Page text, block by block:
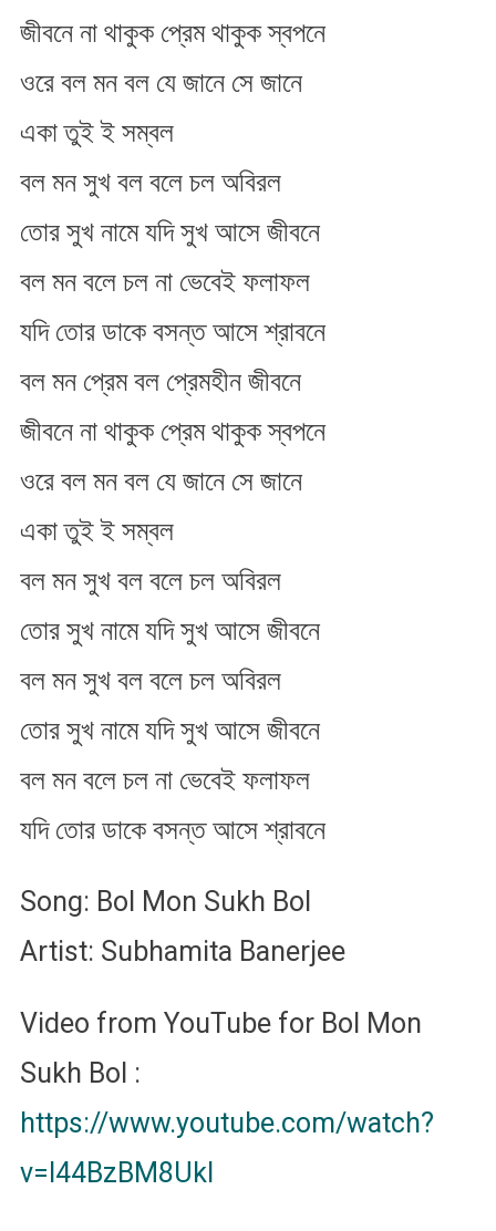
জীবনে না থাকুক প্রেম থাকুক স্বপনে
ওরে বল মন বল যে জানে সে জানে
একা তুই ই সম্বল
বল মন সুখ বল বলে চল অবিরল
তোর সুখ নামে যদি সুখ আসে জীবনে
বল মন বলে চল না ভেবেই ফলাফল
যদি তোর ডাকে বসন্ত আসে শ্রাবনে
বল মন প্রেম বল প্রেমহীন জীবনে
জীবনে না থাকুক প্রেম থাকুক স্বপনে
ওরে বল মন বল যে জানে সে জানে
একা তুই ই সম্বল
বল মন সুখ বল বলে চল অবিরল
তোর সুখ নামে যদি সুখ আসে জীবনে
বল মন সুখ বল বলে চল অবিরল
তোর সুখ নামে যদি সুখ আসে জীবনে
বল মন বলে চল না ভেবেই ফলাফল
যদি তোর ডাকে বসন্ত আসে শ্রাবনে
Song: Bol Mon Sukh Bol
Artist: Subhamita Banerjee
Video from YouTube for Bol Mon
Sukh Bol :
https://www.youtube.com/watch?
v=l44BzBM8UkI